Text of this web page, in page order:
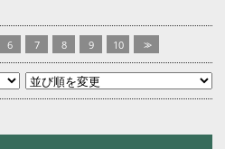
6 7 8 9 10 >>